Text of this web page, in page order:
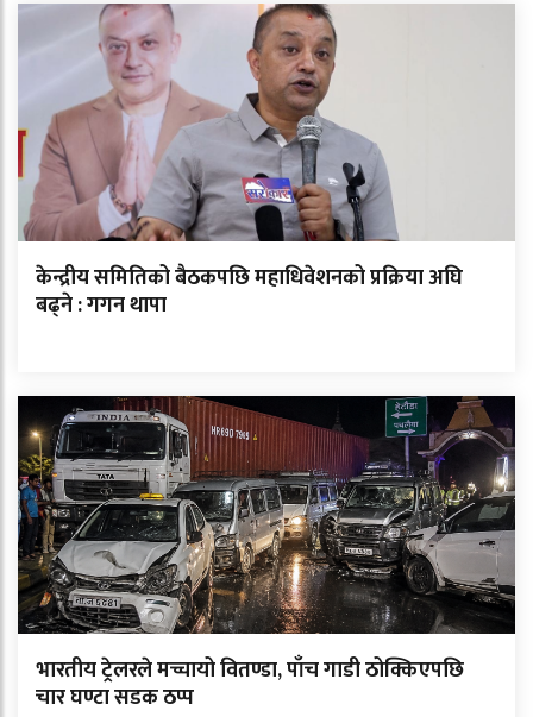
केन्द्रीय समितिको बैठकपछि महाधिवेशनको प्रक्रिया अघि
बढ्ने : गगन थापा
भारतीय ट्रेलरले मच्चायो वितण्डा, पाँच गाडी ठोक्किएपछि
चार घण्टा सडक ठप्प